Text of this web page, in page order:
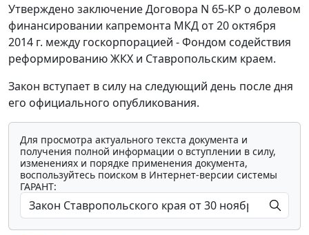
Утверждено заключение Договора N 65-КР о долевом
финансировании капремонта МКД от 20 октября
2014 г. между госкорпорацией - Фондом содействия
реформированию ЖКХ и Ставропольским краем.
Закон вступает в силу на следующий день после дня
его официального опубликования.
Для просмотра актуального текста документа и
получения полной информации о вступлении в силу,
изменениях и порядке применения документа,
воспользуйтесь поиском в Интернет-версии системы
ГАРАНТ: